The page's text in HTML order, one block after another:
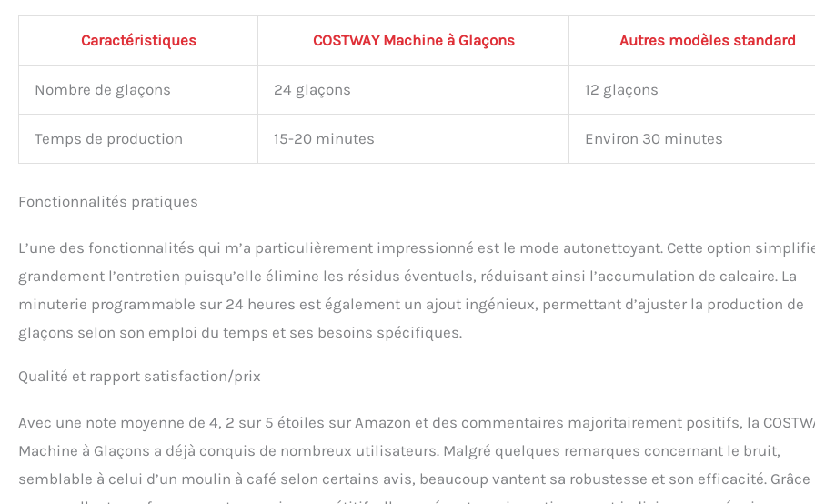
Caractéristiques COSTWAY Machine à Glaçons Autres modèles standard
Nombre de glaçons 24 glaçons 12 glaçons
Temps de production 15-20 minutes Environ 30 minutes
Fonctionnalités pratiques
L’une des fonctionnalités qui m’a particulièrement impressionné est le mode autonettoyant. Cette option
grandement l’entretien puisqu’elle élimine les résidus éventuels, réduisant ainsi l’accumulation de calcaire. La
minuterie programmable sur 24 heures est également un ajout ingénieux, permettant d’ajuster la production de
glaçons selon son emploi du temps et ses besoins spécifiques.
Qualité et rapport satisfaction/prix
Avec une note moyenne de 4, 2 sur 5 étoiles sur Amazon et des commentaires majoritairement positifs, la
Machine à Glaçons a déjà conquis de nombreux utilisateurs. Malgré quelques remarques concernant le bruit,
semblable à celui d’un moulin à café selon certains avis, beaucoup vantent sa robustesse et son efficacité. Grâce